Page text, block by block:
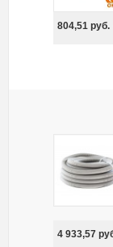
804,51руб.
4 933,57